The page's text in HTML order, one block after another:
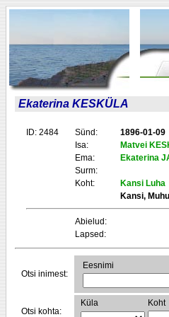
Ekaterina KESKÜLA
ID: 2484 Sünd:
1896-01-09
Isa:
Matvei
Ema:
Ekaterina
Surm:
Koht:
Kansi Luha
Kansi,
Abielud:
Lapsed:
Otsi inimest:
Eesnimi
Otsi kohta:
Küla Koht